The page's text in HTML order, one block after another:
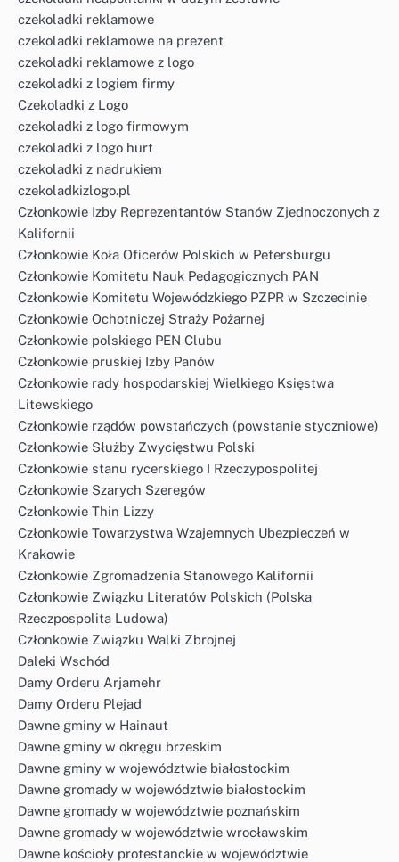
czekoladki reklamowe
czekoladki reklamowe na prezent
czekoladki reklamowe z logo
czekoladki z logiem firmy
Czekoladki z Logo
czekoladki z logo firmowym
czekoladki z logo hurt
czekoladki z nadrukiem
czekoladkizlogo.pl
Członkowie Izby Reprezentantów Stanów Zjednoczonych z
Kalifornii
Członkowie Koła Oficerów Polskich w Petersburgu
Członkowie Komitetu Nauk Pedagogicznych PAN
Członkowie Komitetu Wojewódzkiego PZPR w Szczecinie
Członkowie Ochotniczej Straży Pożarnej
Członkowie polskiego PEN Clubu
Członkowie pruskiej Izby Panów
Członkowie rady hospodarskiej Wielkiego Księstwa
Litewskiego
Członkowie rządów powstańczych (powstanie styczniowe)
Członkowie Służby Zwycięstwu Polski
Członkowie stanu rycerskiego I Rzeczypospolitej
Członkowie Szarych Szeregów
Członkowie Thin Lizzy
Członkowie Towarzystwa Wzajemnych Ubezpieczeń w
Krakowie
Członkowie Zgromadzenia Stanowego Kalifornii
Członkowie Związku Literatów Polskich (Polska
Rzeczpospolita Ludowa)
Członkowie Związku Walki Zbrojnej
Daleki Wschód
Damy Orderu Arjamehr
Damy Orderu Plejad
Dawne gminy w Hainaut
Dawne gminy w okręgu brzeskim
Dawne gminy w województwie białostockim
Dawne gromady w województwie białostockim
Dawne gromady w województwie poznańskim
Dawne gromady w województwie wrocławskim
Dawne kościoły protestanckie w województwie